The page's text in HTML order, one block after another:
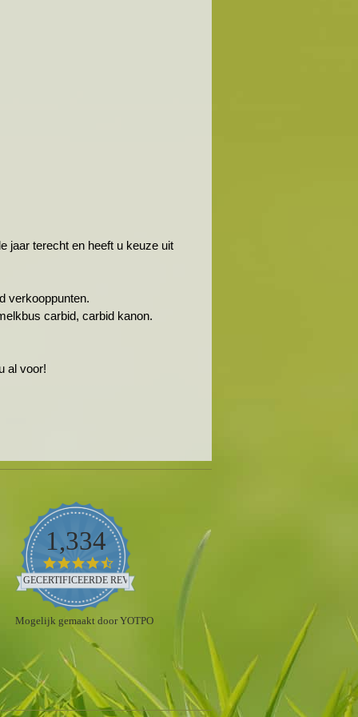
jaar terecht en heeft u keuze uit
verkooppunten.
carbid, carbid kanon.
al voor!
1,334
4.5
star
rating
GECERTIFICEERDE REVIEWS
Mogelijk gemaakt door YOTPO